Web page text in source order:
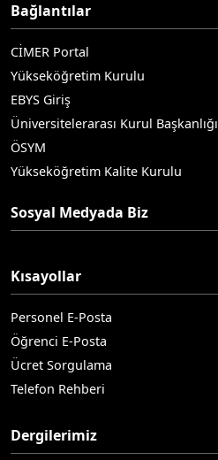
Bağlantılar
CİMER Portal
Yükseköğretim Kurulu
EBYS Giriş
Üniversitelerarası Kurul Başkanlığı
ÖSYM
Yükseköğretim Kalite Kurulu
Sosyal Medyada Biz
Kısayollar
Personel E-Posta
Öğrenci E-Posta
Ücret Sorgulama
Telefon Rehberi
Dergilerimiz